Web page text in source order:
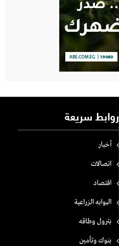
روابط سريعة
أخبار
اتصالات
اقتصاد
البوابه الزراعية
بترول وطاقه
بنوك وتأمين